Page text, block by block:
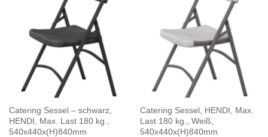
Catering Sessel – schwarz,
HENDI, Max. Last 180 kg.,
540x440x(H)840mm
Catering Sessel, HENDI, Max.
Last 180 kg., Weiß,
540x440x(H)840mm